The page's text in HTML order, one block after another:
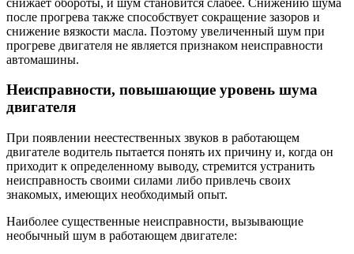
после прогрева также способствует сокращение зазоров и
снижение вязкости масла. Поэтому увеличенный шум при
прогреве двигателя не является признаком неисправности
автомашины.
Неисправности, повышающие уровень шума
двигателя
При появлении неестественных звуков в работающем
двигателе водитель пытается понять их причину и, когда он
приходит к определенному выводу, стремится устранить
неисправность своими силами либо привлечь своих
знакомых, имеющих необходимый опыт.
Наиболее существенные неисправности, вызывающие
необычный шум в работающем двигателе: